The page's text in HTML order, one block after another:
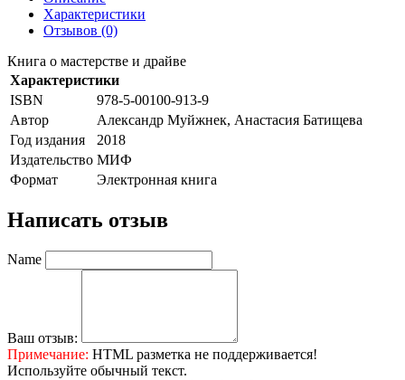
Характеристики
Отзывов (0)
Книга о мастерстве и драйве
Характеристики
ISBN
978-5-00100-913-9
Автор
Александр Муйжнек, Анастасия Батищева
Год издания
2018
Издательство МИФ
Формат
Электронная книга
Написать отзыв
Name
Ваш отзыв:
Примечание: HTML разметка не поддерживается!
Используйте обычный текст.